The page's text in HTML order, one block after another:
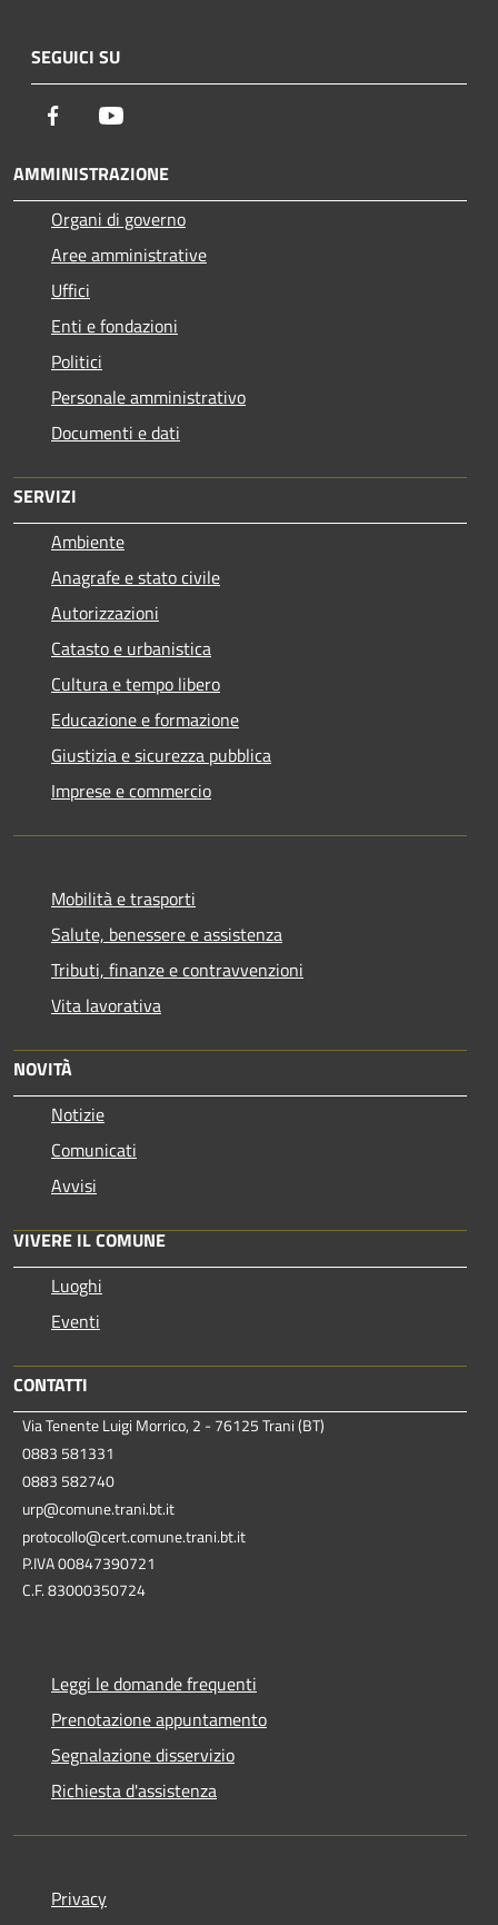
SEGUICI SU
Facebook
AMMINISTRAZIONE
Organi di governo
Aree amministrative
Uffici
Enti e fondazioni
Politici
Personale amministrativo
Documenti e dati
SERVIZI
Ambiente
Anagrafe e stato civile
Autorizzazioni
Catasto e urbanistica
Cultura e tempo libero
Educazione e formazione
Giustizia e sicurezza pubblica
Imprese e commercio
Mobilità e trasporti
Salute, benessere e assistenza
Tributi, finanze e contravvenzioni
Vita lavorativa
NOVITÀ
Notizie
Comunicati
Avvisi
VIVERE IL COMUNE
Luoghi
Eventi
CONTATTI
Via Tenente Luigi Morrico, 2 - 76125 Trani (BT)
0883 581331
0883 582740
urp@comune.trani.bt.it
protocollo@cert.comune.trani.bt.it
P.IVA 00847390721
C.F. 83000350724
Leggi le domande frequenti
Prenotazione appuntamento
Segnalazione disservizio
Richiesta d'assistenza
Privacy